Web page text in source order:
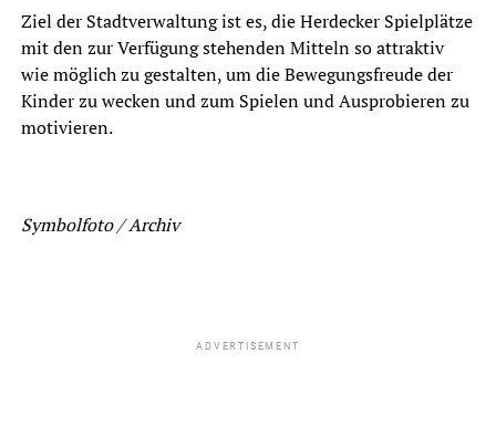
Ziel der Stadtverwaltung ist es, die Herdecker Spielplätze
mit den zur Verfügung stehenden Mitteln so attraktiv
wie möglich zu gestalten, um die Bewegungsfreude der
Kinder zu wecken und zum Spielen und Ausprobieren zu
motivieren.
Symbolfoto / Archiv
ADVERTISEMENT